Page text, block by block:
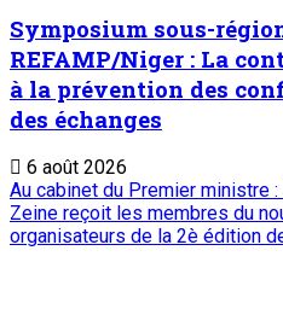
Symposium sous-
REFAMP/Niger : La
à la prévention des
des échanges
6 août 2026
Au cabinet du Premier ministre
Zeine reçoit les membres du
organisateurs de la 2è édition